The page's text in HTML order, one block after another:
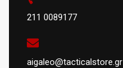
211 0089177
aigaleo@tacticalstore.gr